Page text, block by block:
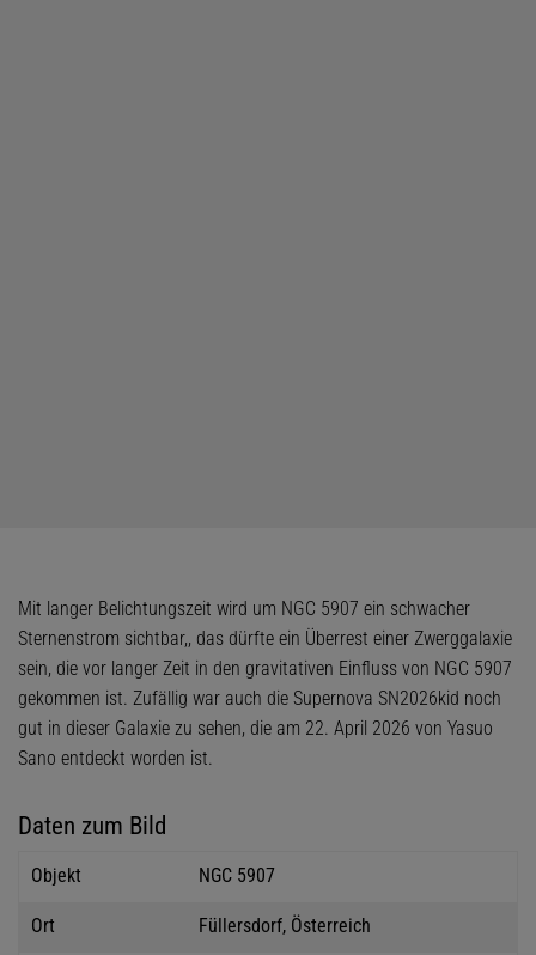
Mit langer Belichtungszeit wird um NGC 5907 ein schwacher
Sternenstrom sichtbar,, das dürfte ein Überrest einer Zwerggalaxie
sein, die vor langer Zeit in den gravitativen Einfluss von NGC 5907
gekommen ist. Zufällig war auch die Supernova SN2026kid noch
gut in dieser Galaxie zu sehen, die am 22. April 2026 von Yasuo
Sano entdeckt worden ist.
Daten zum Bild
Objekt NGC 5907
Ort Füllersdorf, Österreich